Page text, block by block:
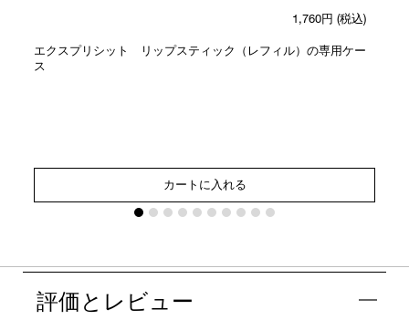
1,760円 (税込)
エクスプリシット リップスティック（レフィル）の専用ケー
ス
カートに入れる
評価とレビュー